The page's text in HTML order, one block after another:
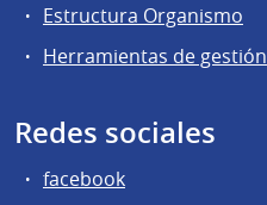
Estructura Organismo
Herramientas de gestión
Redes sociales
facebook